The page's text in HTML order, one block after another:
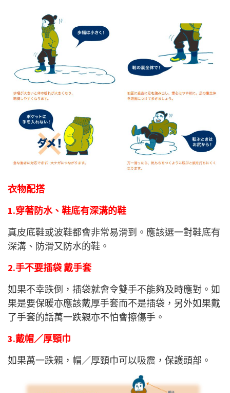
衣物配搭
1.穿著防水、鞋底有深溝的鞋
真皮底鞋或波鞋都會非常易滑到。應該選一對鞋底有
深溝、防滑又防水的鞋。
2.手不要插袋 戴手套
如果不幸跌倒，插袋就會令雙手不能夠及時應對。如
果是要保暖亦應該戴厚手套而不是插袋，另外如果戴
了手套的話萬一跌親亦不怕會擦傷手。
3.戴帽／厚頸巾
如果萬一跌親，帽／厚頸巾可以吸震，保護頭部。